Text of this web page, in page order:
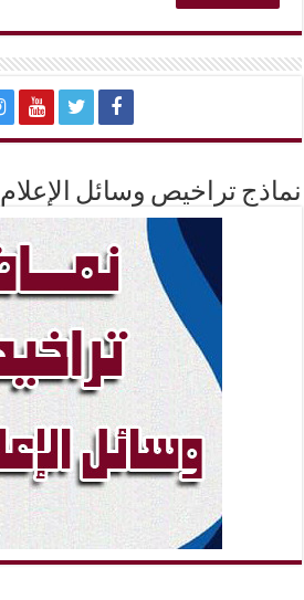
نماذج تراخيص وسائل الإعلام